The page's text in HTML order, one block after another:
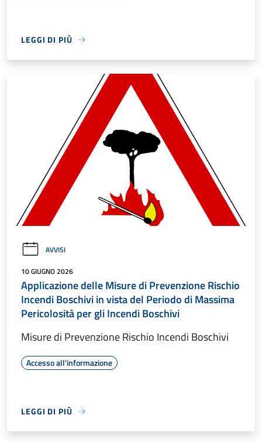
LEGGI DI PIÙ
AVVISI
10 GIUGNO 2026
Applicazione delle Misure di Prevenzione Rischio
Incendi Boschivi in vista del Periodo di Massima
Pericolosità per gli Incendi Boschivi
Misure di Prevenzione Rischio Incendi Boschivi
Accesso all'informazione
LEGGI DI PIÙ